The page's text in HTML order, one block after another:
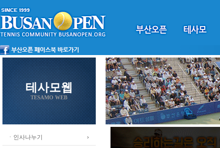
테사모웹
TESAMO WEB
ㆍ인사나누기